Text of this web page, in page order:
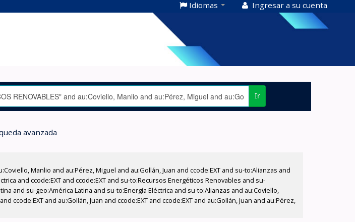
Idiomas Ingresar a su cuenta
Ir
avanzada
Manlio and au:Pérez, Miguel and au:Gollán, Juan and ccode:EXT and su-to:Alianzas and
and ccode:EXT and ccode:EXT and su-to:Recursos Energéticos Renovables and su-
and su-geo:América Latina and su-to:Energía Eléctrica and su-to:Alianzas and au:Coviello,
ccode:EXT and au:Gollán, Juan and ccode:EXT and ccode:EXT and au:Gollán, Juan and au:Pérez,